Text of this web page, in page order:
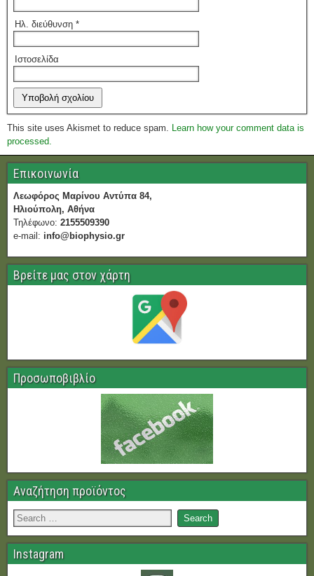
Ηλ. διεύθυνση *
Ιστοσελίδα
This site uses Akismet to reduce spam. Learn how your comment data is
processed.
Επικοινωνία
Λεωφόρος Μαρίνου Αντύπα 84,
Ηλιούπολη, Αθήνα
Τηλέφωνο: 2155509390
e-mail: info@biophysio.gr
Βρείτε μας στον χάρτη
Προσωποβιβλίο
Αναζήτηση προϊόντος
Instagram